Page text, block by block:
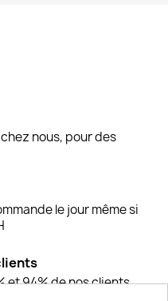
nous, pour des
le jour même si
et 94% de nos clients